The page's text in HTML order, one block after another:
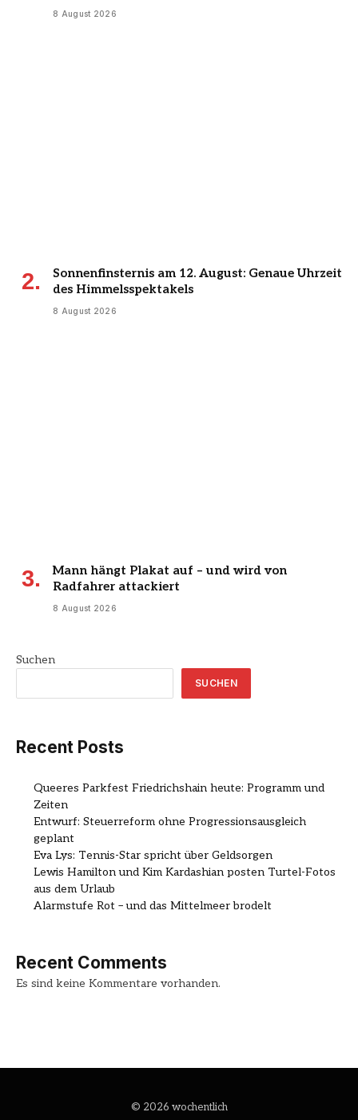
8 August 2026
Sonnenfinsternis am 12. August: Genaue Uhrzeit
des Himmelsspektakels
8 August 2026
Mann hängt Plakat auf – und wird von
Radfahrer attackiert
8 August 2026
Suchen
SUCHEN
Recent Posts
Queeres Parkfest Friedrichshain heute: Programm und
Zeiten
Entwurf: Steuerreform ohne Progressionsausgleich
geplant
Eva Lys: Tennis-Star spricht über Geldsorgen
Lewis Hamilton und Kim Kardashian posten Turtel-Fotos
aus dem Urlaub
Alarmstufe Rot – und das Mittelmeer brodelt
Recent Comments
Es sind keine Kommentare vorhanden.
© 2026 wochentlich